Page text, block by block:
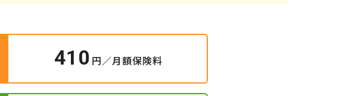
410 円／月額保険料